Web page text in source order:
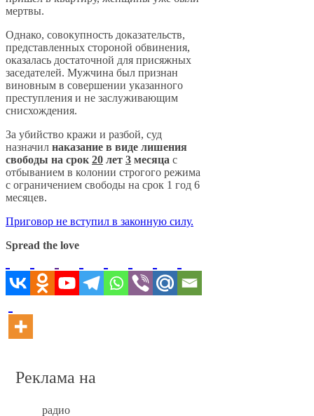
мертвы.
Однако, совокупность доказательств,
представленных стороной обвинения,
оказалась достаточной для присяжных
заседателей. Мужчина был признан
виновным в совершении указанного
преступления и не заслуживающим
снисхождения.
За убийство кражи и разбой, суд
назначил наказание в виде лишения
свободы на срок 20 лет 3 месяца с
отбыванием в колонии строгого режима
с ограничением свободы на срок 1 год 6
месяцев.
Приговор не вступил в законную силу.
Spread the love
Реклама на
радио